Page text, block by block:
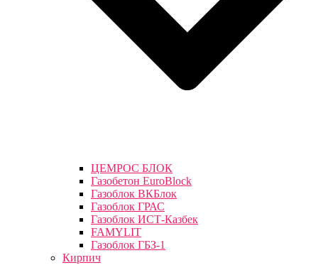
ЦЕМРОС БЛОК
Газобетон EuroBlock
Газоблок ВКБлок
Газоблок ГРАС
Газоблок ИСТ-Казбек
FAMYLIT
Газоблок ГБЗ-1
Кирпич